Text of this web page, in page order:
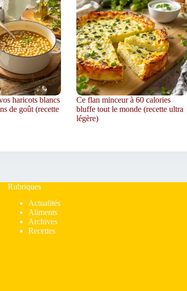
haricots blancs
de goût (recette
Ce flan minceur à 60 calories
bluffe tout le monde (recette ultra
légère)
Rubriques
Actualités
Aliments
Archives
Recettes